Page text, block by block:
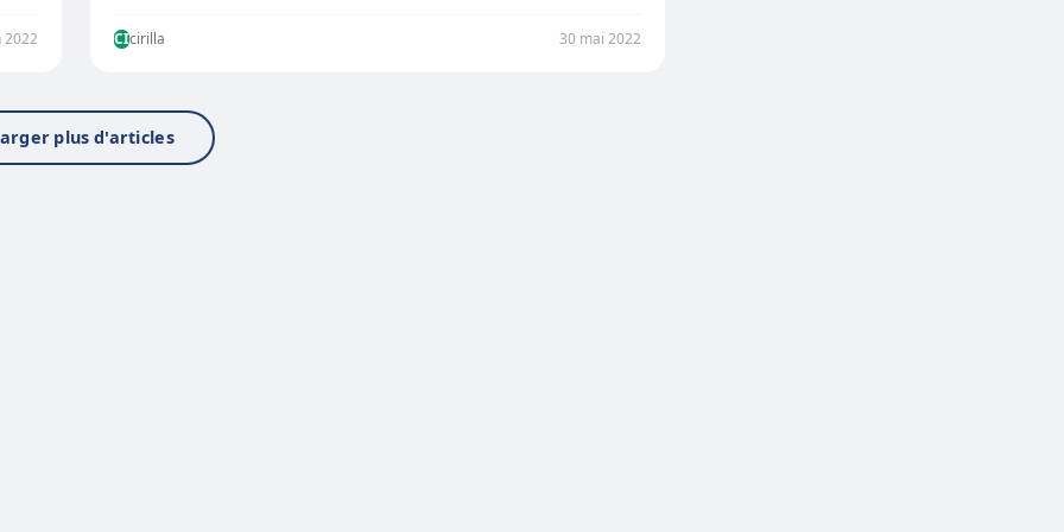
2022 CIcirilla 30 mai 2022
plus d'articles